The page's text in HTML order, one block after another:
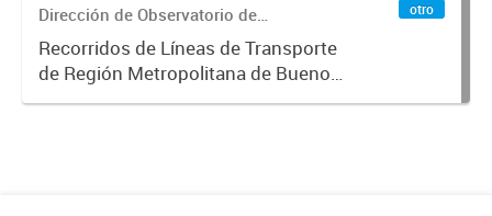
Metropolitana de
Buenos Aires (RMBA)
Dirección de Observatorio de
Transporte, Estudio y Sistemas
Recorridos de Líneas de Transporte
de Región Metropolitana de Buenos
Aires (RMBA).-
otro